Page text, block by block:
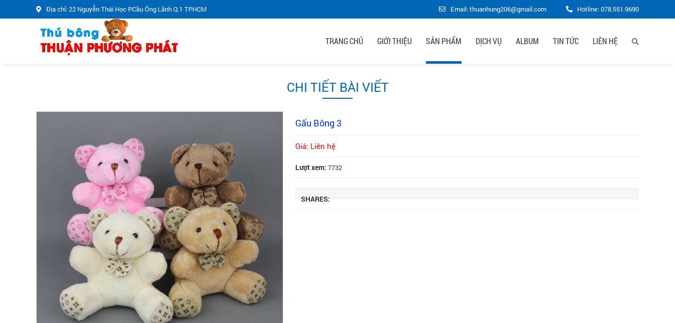
Địa chỉ: 22 Nguyễn Thái Học P.Cầu Ông Lãnh Q.1 TP.HCM Email: thuanhung206@gmail.com Hotline:078.551.9690
TRANG CHỦ GIỚI THIỆU SẢN PHẨM DỊCH VỤ ALBUM TIN TỨC LIÊN HỆ
CHI TIẾT BÀI VIẾT
Gấu Bông 3
Giá: Liên hệ
Lượt xem: 7732
SHARES: